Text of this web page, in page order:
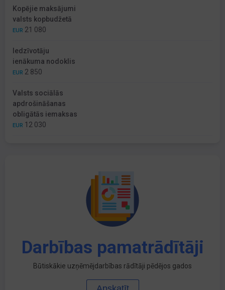
Kopējie maksājumi
valsts kopbudžetā
EUR 21 080
Iedzīvotāju
ienākuma nodoklis
EUR 2 850
Valsts sociālās
apdrošināšanas
obligātās iemaksas
EUR 12 030
Darbības pamatrādītāji
Būtiskākie uzņēmējdarbības rādītāji pēdējos gados